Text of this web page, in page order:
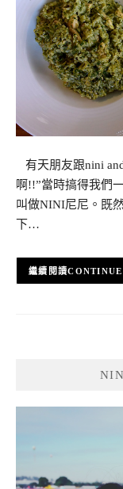
有天朋友跟nini
啊!!”當時搞得我們
叫做NINI尼尼。既
下…